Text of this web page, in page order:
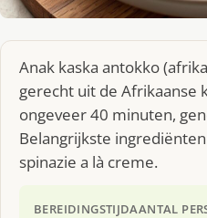
Anak kaska antokko
gerecht uit de Afrikaanse
ongeveer 40 minuten,
Belangrijkste
spinazie a là creme.
BEREIDINGSTIJDAANTAL